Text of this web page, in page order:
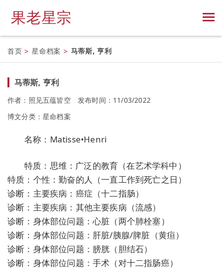
果老星宗
首页 > 星命档案 > 马蒂斯, 亨利
马蒂斯, 亨利
作者：照见五蕴皆空
发布时间：11/03/2022
博文分类： 星命档案
名称：Matisse•Henri
特质：思维：广泛的教育（在艺术学科中）
特质：个性：勤奋的人（一直工作到死亡之日）
诊断：主要疾病：癌症（十二指肠）
诊断：主要疾病：其他主要疾病（流感）
诊断：身体部位问题：心脏（两个肺栓塞）
诊断：身体部位问题：肝脏/胰腺/脾脏（黄疸）
诊断：身体部位问题：膀胱（胆结石）
诊断：身体部位问题：手术（对十二指肠癌）